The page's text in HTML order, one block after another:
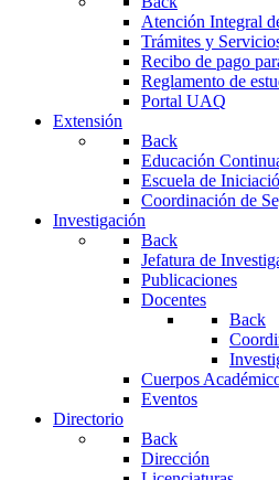
Atención Integral
Trámites y
Recibo de pago
Reglamento de
Portal UAQ
Extensión
Back
Educación
Escuela de
Coordinación de
Investigación
Back
Jefatura de
Publicaciones
Docentes
Back
Cuerpos
Eventos
Directorio
Back
Dirección